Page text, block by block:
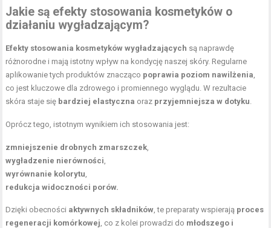
Jakie są efekty stosowania kosmetyków o
działaniu wygładzającym?
Efekty stosowania kosmetyków wygładzających są naprawdę
różnorodne i mają istotny wpływ na kondycję naszej skóry. Regularne
aplikowanie tych produktów znacząco poprawia poziom nawilżenia,
co jest kluczowe dla zdrowego i promiennego wyglądu. W rezultacie
skóra staje się bardziej elastyczna oraz przyjemniejsza w dotyku.
Oprócz tego, istotnym wynikiem ich stosowania jest:
zmniejszenie drobnych zmarszczek,
wygładzenie nierówności,
wyrównanie kolorytu,
redukcja widoczności porów.
Dzięki obecności aktywnych składników, te preparaty wspierają proces
regeneracji komórkowej, co z kolei prowadzi do młodszego i